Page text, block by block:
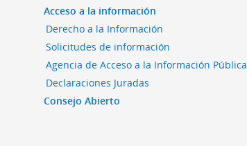
Acceso a la información
Derecho a la Información
Solicitudes de información
Agencia de Acceso a la Información Pública
Declaraciones Juradas
Consejo Abierto